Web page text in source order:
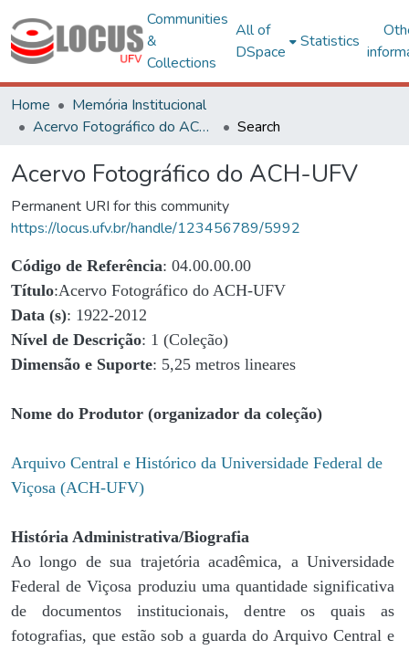
Communities
&
Collections
All of
DSpace
Statistics
Home
Memória Institucional
Acervo Fotográfico do ACH-UFV
Search
Acervo Fotográfico do ACH-UFV
Permanent URI for this community
https://locus.ufv.br/handle/123456789/5992
Código de Referência: 04.00.00.00
Título:Acervo Fotográfico do ACH-UFV
Data (s): 1922-2012
Nível de Descrição: 1 (Coleção)
Dimensão e Suporte: 5,25 metros lineares
Nome do Produtor (organizador da coleção)
Arquivo Central e Histórico da Universidade Federal de
Viçosa (ACH-UFV)
História Administrativa/Biografia
Ao longo de sua trajetória acadêmica, a Universidade
Federal de Viçosa produziu uma quantidade significativa
de documentos institucionais, dentre os quais as
fotografias, que estão sob a guarda do Arquivo Central e